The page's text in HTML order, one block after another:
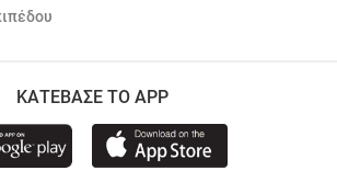
ΚΑΤΕΒΑΣΕ ΤΟ APP